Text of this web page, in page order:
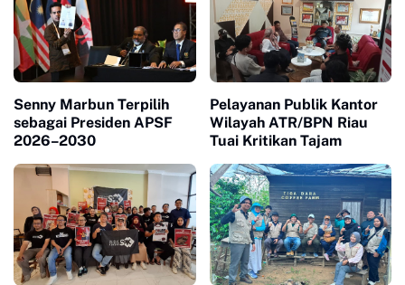
Senny Marbun Terpilih
sebagai Presiden APSF
2026–2030
Pelayanan Publik Kantor
Wilayah ATR/BPN Riau
Tuai Kritikan Tajam